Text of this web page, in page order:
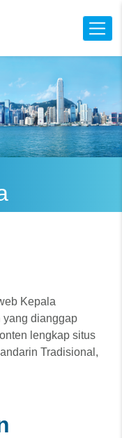
Kepala
yang dianggap
lengkap situs
Tradisional,